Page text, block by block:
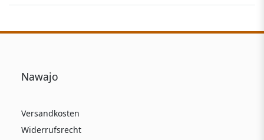
Nawajo
Versandkosten
Widerrufsrecht